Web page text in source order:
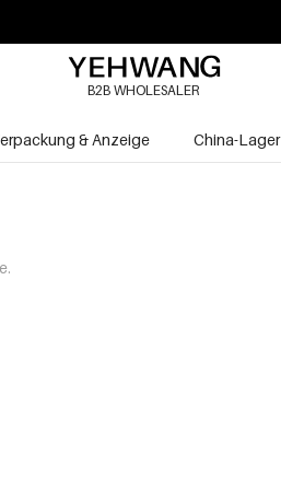
B2B WHOLESALER
& Anzeige China-Lager